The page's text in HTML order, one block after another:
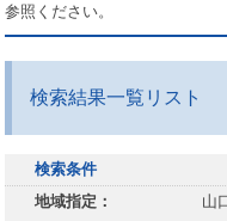
参照ください。
検索結果一覧リスト
検索条件
地域指定：
山